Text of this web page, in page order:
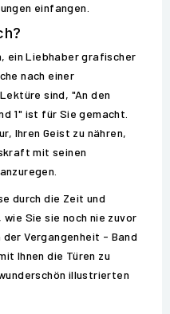
einfangen.
ein Liebhaber grafischer
nach einer
sind, "An den
1" ist für Sie gemacht.
Ihren Geist zu nähren,
mit seinen
durch die Zeit und
Sie sie noch nie zuvor
der Vergangenheit - Band
Ihnen die Türen zu
illustrierten